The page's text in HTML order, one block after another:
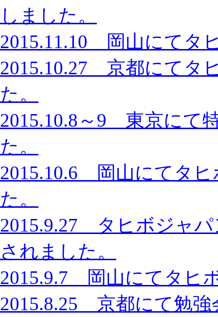
しました。
2015.11.10 岡山にてタ
2015.10.27 京都にてタ
た。
2015.10.8～9 東京にて
た。
2015.10.6 岡山にてタ
た。
2015.9.27 タヒボジャパ
されました。
2015.9.7 岡山にてタヒ
2015.8.25 京都にて勉